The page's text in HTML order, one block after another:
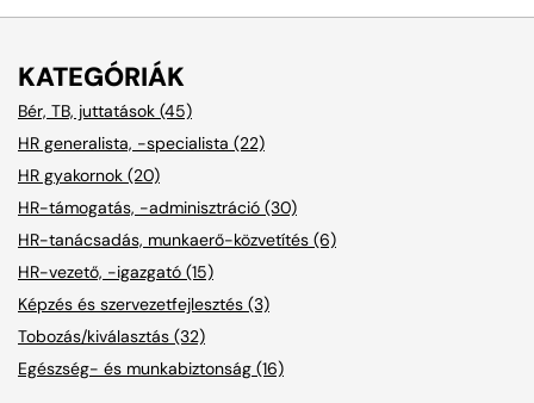
KATEGÓRIÁK
Bér, TB, juttatások (45)
HR generalista, -specialista (22)
HR gyakornok (20)
HR-támogatás, -adminisztráció (30)
HR-tanácsadás, munkaerő-közvetítés (6)
HR-vezető, -igazgató (15)
Képzés és szervezetfejlesztés (3)
Tobozás/kiválasztás (32)
Egészség- és munkabiztonság (16)